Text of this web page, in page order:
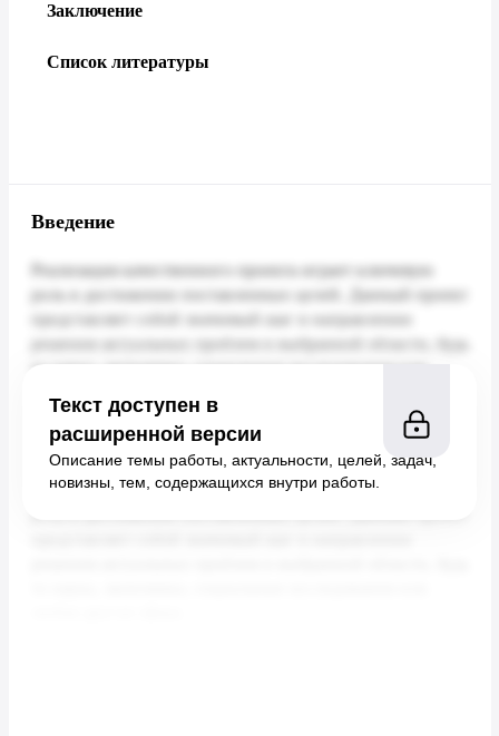
Заключение
Список литературы
Введение
Текст доступен в
расширенной версии
Описание темы работы, актуальности, целей, задач,
новизны, тем, содержащихся внутри работы.